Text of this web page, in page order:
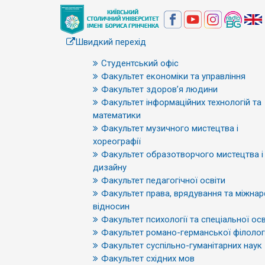
Швидкий перехід
Студентський офіс
Факультет економіки та управління
Факультет здоров’я людини
Факультет інформаційних технологій та
математики
Факультет музичного мистецтва і
хореографії
Факультет образотворчого мистецтва і
дизайну
Факультет педагогічної освіти
Факультет права, врядування та
відносин
Факультет психології та спеціальної
Факультет романо-германської
Факультет суспільно-гуманітарних наук
Факультет східних мов